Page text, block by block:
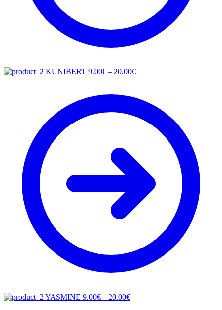
KUNIBERT 9.00€ – 20.00€Price
through
20.00€
YASMINE 9.00€ – 20.00€Price